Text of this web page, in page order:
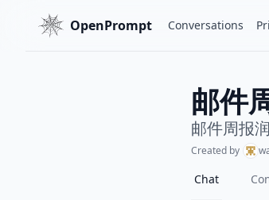
OpenPrompt Conversations
邮件
邮件周报
Created by
Chat